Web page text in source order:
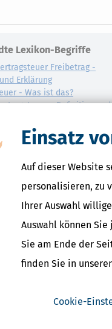
Einsatz
Auf dieser Website
personalisieren, zu
Ihrer Auswahl
Auswahl können
Sie am Ende der
finden Sie in
Cookie-
Lexikon-Begriffe
Freibetrag -
Erklärung
- Was ist das?
- Definition und